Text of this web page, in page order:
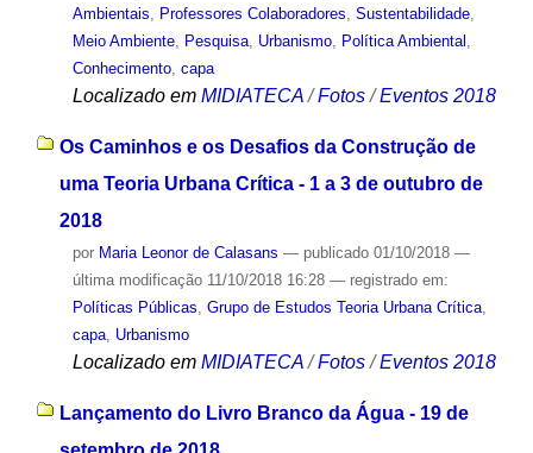
Ambientais, Professores Colaboradores, Sustentabilidade,
Meio Ambiente, Pesquisa, Urbanismo, Política Ambiental ,
Conhecimento, capa
Localizado em MIDIATECA /Fotos /Eventos 2018
Os Caminhos e os Desafios da Construção de
uma Teoria Urbana Crítica - 1 a 3 de outubro de
2018
por Maria Leonor de Calasans — publicado01/10/2018 —
última modificação11/10/2018 16:28 — registrado em:
Políticas Públicas, Grupo de Estudos Teoria Urbana Crítica,
capa, Urbanismo
Localizado em MIDIATECA /Fotos /Eventos 2018
Lançamento do Livro Branco da Água - 19 de